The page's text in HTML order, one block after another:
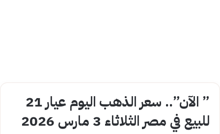
” الآن”.. سعر الذهب اليوم عيار 21
للبيع في مصر الثلاثاء 3 مارس 2026